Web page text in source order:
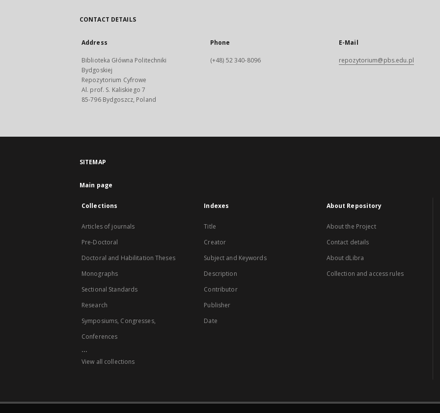
CONTACT DETAILS
Address
Biblioteka Główna Politechniki
Bydgoskiej
Repozytorium Cyfrowe
Al. prof. S. Kaliskiego 7
85-796 Bydgoszcz, Poland
Phone
(+48) 52 340-8096
E-Mail
repozytorium@pbs.edu.pl
SITEMAP
Main page
Collections
Articles of journals
Pre-Doctoral
Doctoral and Habilitation Theses
Monographs
Sectional Standards
Research
Symposiums, Congresses,
Conferences
...
View all collections
Indexes
Title
Creator
Subject and Keywords
Description
Contributor
Publisher
Date
About Repository
About the Project
Contact details
About dLibra
Collection and access rules